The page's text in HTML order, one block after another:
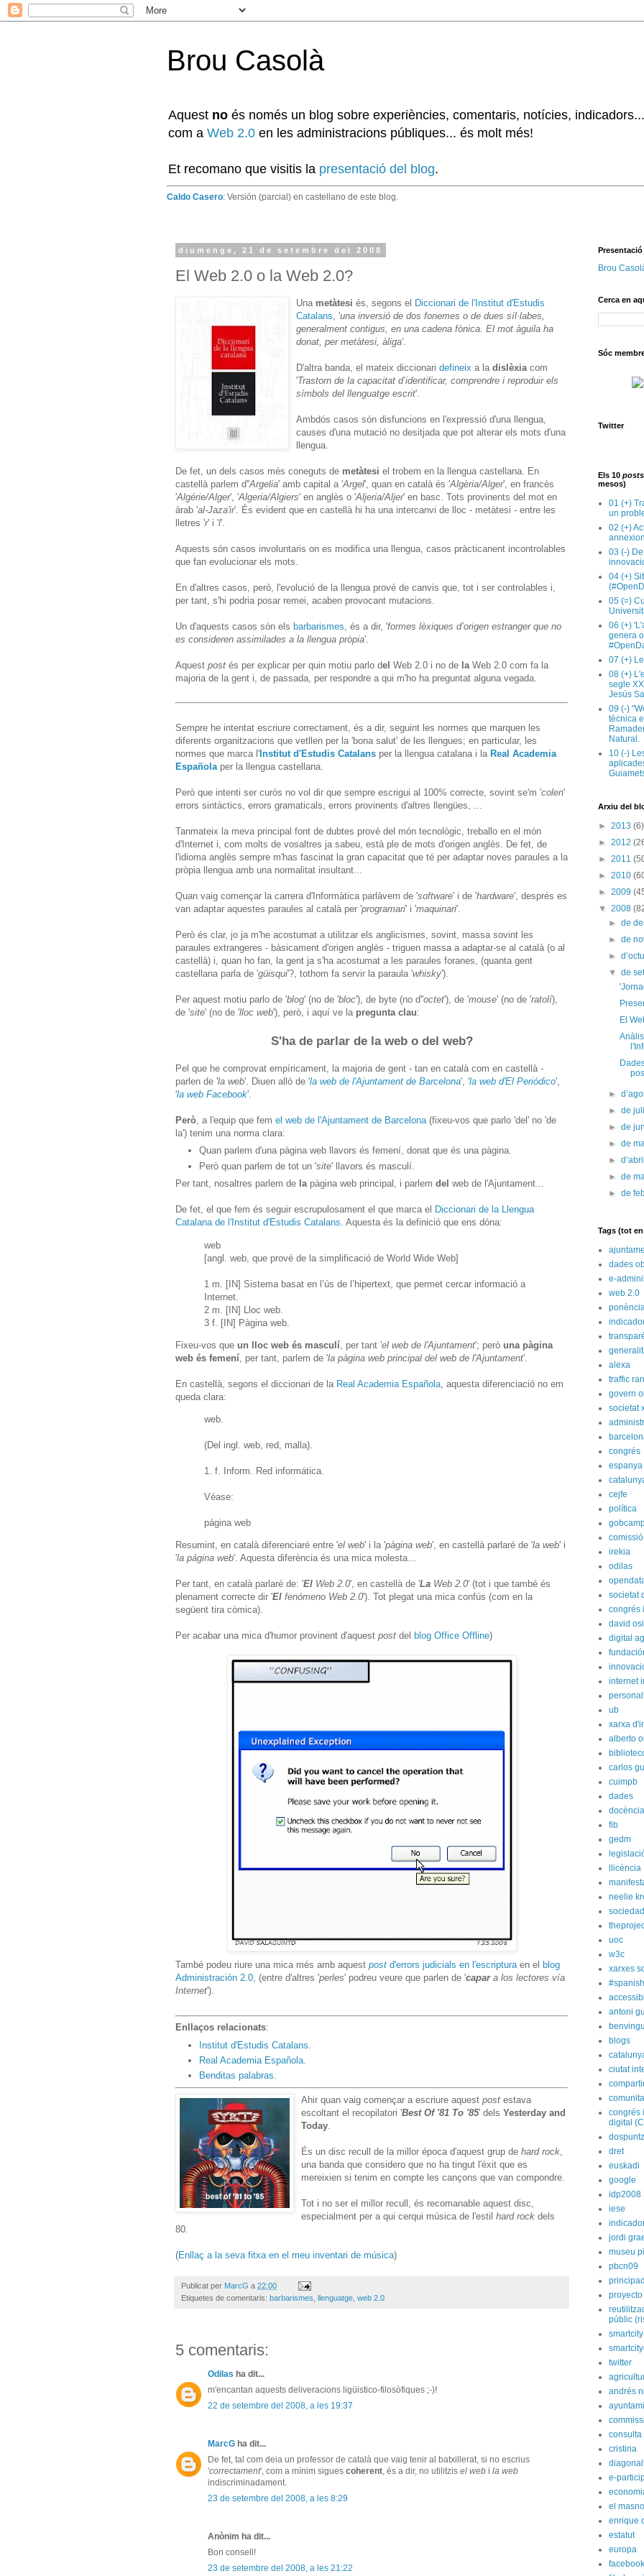
Brou Casolà
Aquest no és només un blog sobre experiències, comentaris, notícies,
com a Web 2.0 en les administracions públiques... és molt més!
Et recomano que visitis la presentació del blog.
Caldo Casero: Versión (parcial) en castellano de este blog.
diumenge, 21 de setembre del 2008
El Web 2.0 o la Web 2.0?
Una metàtesi és, segons el Diccionari de l'Institut d'Estudis
Catalans , 'una inversió de dos fonemes o de dues síl·labes,
generalment contigus, en una cadena fònica. El mot àguila ha
donat, per metàtesi, àliga'.
D'altra banda, el mateix diccionari defineix a la dislèxia com
'Trastorn de la capacitat d’identificar, comprendre i reproduir els
símbols del llenguatge escrit'.
Ambdós casos són disfuncions en l'expressió d'una llengua,
causes d'una mutació no desitjada que pot alterar els mots d'una
llengua.
De fet, un dels casos més coneguts de metàtesi el trobem en la llengua castellana. En
castellà parlem d''Argelia' amb capital a 'Argel', quan en català és 'Algèria/Alger', en francès
'Algérie/Alger', 'Algeria/Algiers' en anglès o 'Aljeria/Aljer' en basc. Tots provinents del mot en
àrab 'al-Jaza'ir'. És evident que en castellà hi ha una intercanvi de lloc - metàtesi - entre les
lletres 'r' i 'l'.
Aquests són casos involuntaris on es modifica una llengua, casos pràcticanent incontrolables
que fan evolucionar els mots.
En d'altres casos, però, l'evolució de la llengua prové de canvis que, tot i ser controlables i,
per tant, s'hi podria posar remei, acaben provocant mutacions.
Un d'aquests casos són els barbarismes , és a dir, 'formes lèxiques d’origen estranger que no
es consideren assimilades a la llengua pròpia'.
Aquest post és per explicar per quin motiu parlo del Web 2.0 i no de la Web 2.0 com fa la
majoria de la gent i, de passada, per respondre a qui m'ho ha preguntat alguna vegada.
Sempre he intentat escriure correctament, és a dir, seguint les normes que marquen les
diferents organitzacions que vetllen per la 'bona salut' de les llengues; en particular, les
normes que marca l' Institut d'Estudis Catalans per la llengua catalana i la Real Academia
Española per la llengua castellana.
Però que intenti ser curós no vol dir que sempre escrigui al 100% correcte, sovint se'm 'colen'
errors sintàctics, errors gramaticals, errors provinents d'altres llengües, ...
Tanmateix la meva principal font de dubtes prové del món tecnològic, treballo en el món
d'Internet i, com molts de vosaltres ja sabeu, està ple de mots d'origen anglès. De fet, de
l'idioma anglès sempre m'has fascinat la gran capacitat que té per adaptar noves paraules a la
pròpia llengua amb una normalitat insultant...
Quan vaig començar la carrera d'Informàtica parlàvem de 'software' i de 'hardware', després es
van adaptar aquestes paraules al català per 'programari' i 'maquinari'.
Però és clar, jo ja m'he acostumat a utilitzar els anglicismes, sovint, massa sovint les
paraules extrangeres - bàsicament d'origen anglès - triguen massa a adaptar-se al català (o al
castellà) i, quan ho fan, la gent ja s'ha acostumat a les paraules foranes, (quanta gent
castellana parla de 'güisqui'?, tothom fa servir la paraula 'whisky').
Per aquest motiu parlo de 'blog' (no de 'bloc'), de byte (no d''octet'), de 'mouse' (no de 'ratolí),
de 'site' (no de 'lloc web'), però, i aquí ve la pregunta clau:
S'ha de parlar de la web o del web?
Pel que he comprovat empíricament, la majoria de gent - tan en català com en castellà -
parlen de 'la web'. Diuen allò de 'la web de l'Ajuntament de Barcelona', 'la web d'El Periódico',
'la web Facebook'.
Però , a l'equip que fem el web de l'Ajuntament de Barcelona (fixeu-vos que parlo 'del' no 'de
la') tenim una norma clara:
Quan parlem d'una pàgina web llavors és femení, donat que és una pàgina.
Però quan parlem de tot un 'site' llavors és masculí.
Per tant, nosaltres parlem de la pàgina web principal, i parlem del web de l'Ajuntament...
De fet, el que fem és seguir escrupulosament el que marca el Diccionari de la Llengua
Catalana de l'Institut d'Estudis Catalans. Aquesta és la definició que ens dóna:
web
[angl. web, que prové de la simplificació de World Wide Web]
1 m. [IN] Sistema basat en l’ús de l’hipertext, que permet cercar informació a
Internet.
2 m. [IN] Lloc web.
3 f. [IN] Pàgina web.
Fixeu-vos que un lloc web és masculí , per tant 'el web de l'Ajuntament'; però una pàgina
web és femení , per tant, parlem de 'la pàgina web principal del web de l'Ajuntament'.
En castellà, segons el diccionari de la Real Academia Española , aquesta diferenciació no em
queda clara:
web.
(Del ingl. web, red, malla).
1. f. Inform. Red informática.
Véase:
página web
Resumint, en català diferenciaré entre 'el web' i la 'pàgina web', en castellà parlaré de 'la web' i
'la página web'. Aquesta diferència és una mica molesta...
Per tant, en català parlaré de: 'El Web 2.0', en castellà de 'La Web 2.0' (tot i que també és
plenament correcte dir 'El fenómeno Web 2.0'). Tot plegat una mica confús (com en la
següent tira còmica).
Per acabar una mica d'humor provinent d'aquest post del blog Office Offline)
També podeu riure una mica més amb aquest post d'errors judicials en l'escripturaen el blog
Administración 2.0, (entre d'altres 'perles' podreu veure que parlen de 'capar a los lectores vía
Internet').
Enllaços relacionats:
Institut d'Estudis Catalans
Real Academia Española.
Benditas palabras.
Ahir quan vaig començar a escriure aquest post estava
escoltant el recopilatori 'Best Of '81 To '85' dels Yesterday and
Today
És un disc recull de la millor época d'aquest grup de hard rock
una banda que considero que no ha tingut l'èxit que es
mereixien si tenim en compte les cançons que van compondre.
Tot i no ser el millor recull, és recomanable aquest disc,
especialment per a qui cerqui música de l'estil hard rock dels
80.
(Enllaç a la seva fitxa en el meu inventari de música)
Publicat per MarcG a 22:00
Etiquetes de comentaris: barbarismes llenguatge web 2.0
5 comentaris:
Odilas ha dit...
m'encantan aquests deliveracions ligüistico-filosòfiques ;-)!
22 de setembre del 2008, a les 19:37
MarcG ha dit...
De fet, tal com deia un professor de català que vaig tenir al batxillerat, si no escrius
'correctament', com a mínim sigues coherent , és a dir, no utilitzis el web i la web
indiscriminadament.
23 de setembre del 2008, a les 8:29
Anònim ha dit...
Bon consell!
23 de setembre del 2008, a les 21:22
Brou
Cerca en
Sóc
Twitter
Els 10 posts
mesos)
01 (+)
un
02 (+)
03 (-)
04 (+)
05 (=)
06 (+)
genera
07 (+)
08 (+)
segle
Jesús
09 (-)
tècnica
Natural.
10 (-)
Arxiu del
► 2013 (6)
► 2012
► 2011
► 2010
► 2009
▼ 2008
►de
►de
►
▼de
El
►
►de
►de
►de
►
►de
►de
Tags (tot
dades
e-
web 2.0
alexa
traffic
govern
societat
congrés
espanya
cejfe
política
irekia
odilas
societat
congrés
david
digital
internet
ub
xarxa
alberto
carlos
cuimpb
dades
docència
fib
gedm
llicència
neelie
uoc
w3c
xarxes
antoni
blogs
ciutat
congrés
digital
dret
euskadi
google
idp2008
iese
jordi
museu
pbcn09
públic
smartcity
twitter
andrés
consulta
cristina
diagonal
e-
el
enrique
estatut
europa
facebook